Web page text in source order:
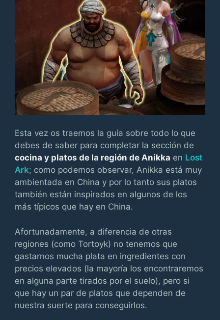
Esta vez os traemos la guía sobre todo lo que
debes de saber para completar la sección de
cocina y platos de la región de Anikka en Lost
Ark; como podemos observar, Anikka está muy
ambientada en China y por lo tanto sus platos
también están inspirados en algunos de los
más típicos que hay en China.
Afortunadamente, a diferencia de otras
regiones (como Tortoyk) no tenemos que
gastarnos mucha plata en ingredientes con
precios elevados (la mayoría los encontraremos
en alguna parte tirados por el suelo), pero si
que hay un par de platos que dependen de
nuestra suerte para conseguirlos.